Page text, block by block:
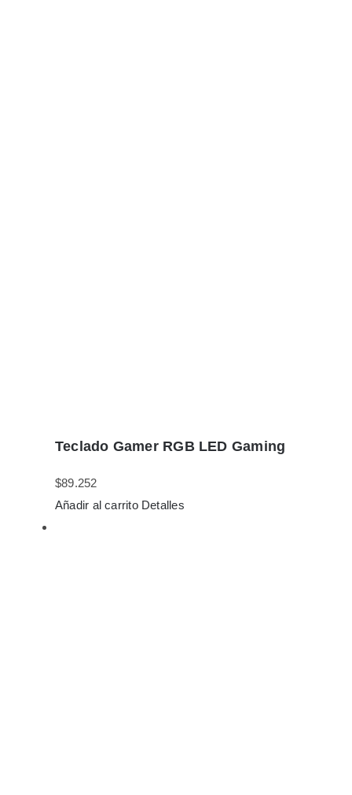
Teclado Gamer RGB LED Gaming
$89.252
Añadir al carrito Detalles